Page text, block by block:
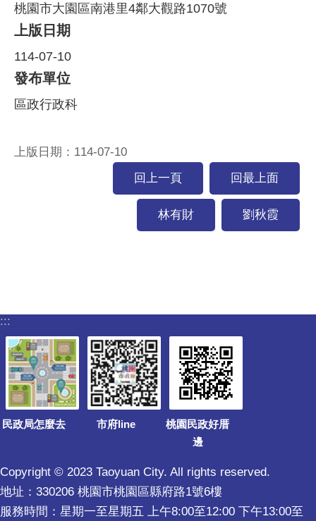
桃園市大園區南港里4鄰大觀路1070號
上版日期
114-07-10
發布單位
區政行政科
上版日期：114-07-10
回上一頁
回最上面
林有財 劉秋霞
:::
民政局怎麼去 市府line
桃園民政好厝
邊
Copyright © 2023 Taoyuan City. All rights reserved.
地址：330206 桃園市桃園區縣府路1號6樓
服務時間：星期一至星期五 上午8:00至12:00 下午13:00至